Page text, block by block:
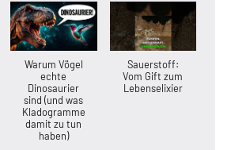
Warum Vögel
echte
Dinosaurier
sind (und was
Kladogramme
damit zu tun
haben)
Sauerstoff:
Vom Gift zum
Lebenselixier